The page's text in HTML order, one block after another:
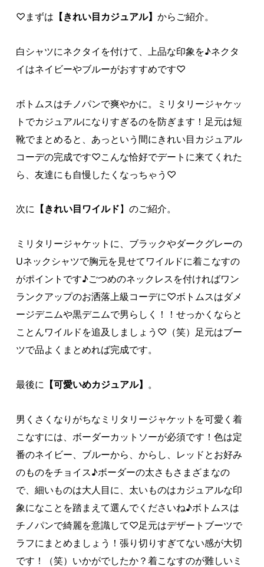
♡まずは 【きれい目カジュアル】からご紹介。
白シャツにネクタイを付けて、上品な印象を♪ネクタ
イはネイビーやブルーがおすすめです♡
ボトムスはチノパンで爽やかに。ミリタリージャケッ
トでカジュアルになりすぎるのを防ぎます！足元は短
靴でまとめると、あっという間にきれい目カジュアル
コーデの完成です♡こんな恰好でデートに来てくれた
ら、友達にも自慢したくなっちゃう♡
次に 【きれい目ワイルド】のご紹介。
ミリタリージャケットに、ブラックやダークグレーの
Uネックシャツで胸元を見せてワイルドに着こなすの
がポイントです♪ごつめのネックレスを付ければワン
ランクアップのお洒落上級コーデに♡ボトムスはダメ
ージデニムや黒デニムで男らしく！！せっかくならと
ことんワイルドを追及しましょう♡（笑）足元はブー
ツで品よくまとめれば完成です。
最後に 【可愛いめカジュアル】 。
男くさくなりがちなミリタリージャケットを可愛く着
こなすには、ボーダーカットソーが必須です！色は定
番のネイビー、ブルーから、からし、レッドとお好み
のものをチョイス♪ボーダーの太さもさまざまなの
で、細いものは大人目に、太いものはカジュアルな印
象になことを踏まえて選んでくださいね♪ボトムスは
チノパンで綺麗を意識して♡足元はデザートブーツで
ラフにまとめましょう！張り切りすぎてない感が大切
です！（笑）いかがでしたか？着こなすのが難しいミ